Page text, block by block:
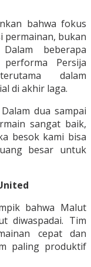
bahwa fokus
permainan, bukan
beberapa
Persija
dalam
di akhir laga.
dua sampai
sangat baik,
besok kami bisa
besar untuk
bahwa Malut
diwaspadai. Tim
cepat dan
paling produktif